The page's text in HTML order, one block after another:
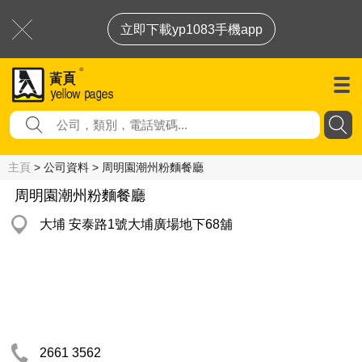
立即下載yp1083手機app
主頁 > 公司資料 > 周明園潮州粉麵餐廳
周明園潮州粉麵餐廳
大埔 安泰路1號大埔廣場地下68舖
2661 3562